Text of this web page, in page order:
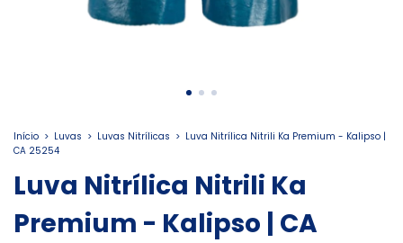
Início > Luvas > Luvas Nitrílicas > Luva Nitrílica Nitrili Ka Premium - Kalipso |
CA 25254
Luva Nitrílica Nitrili Ka
Premium - Kalipso | CA